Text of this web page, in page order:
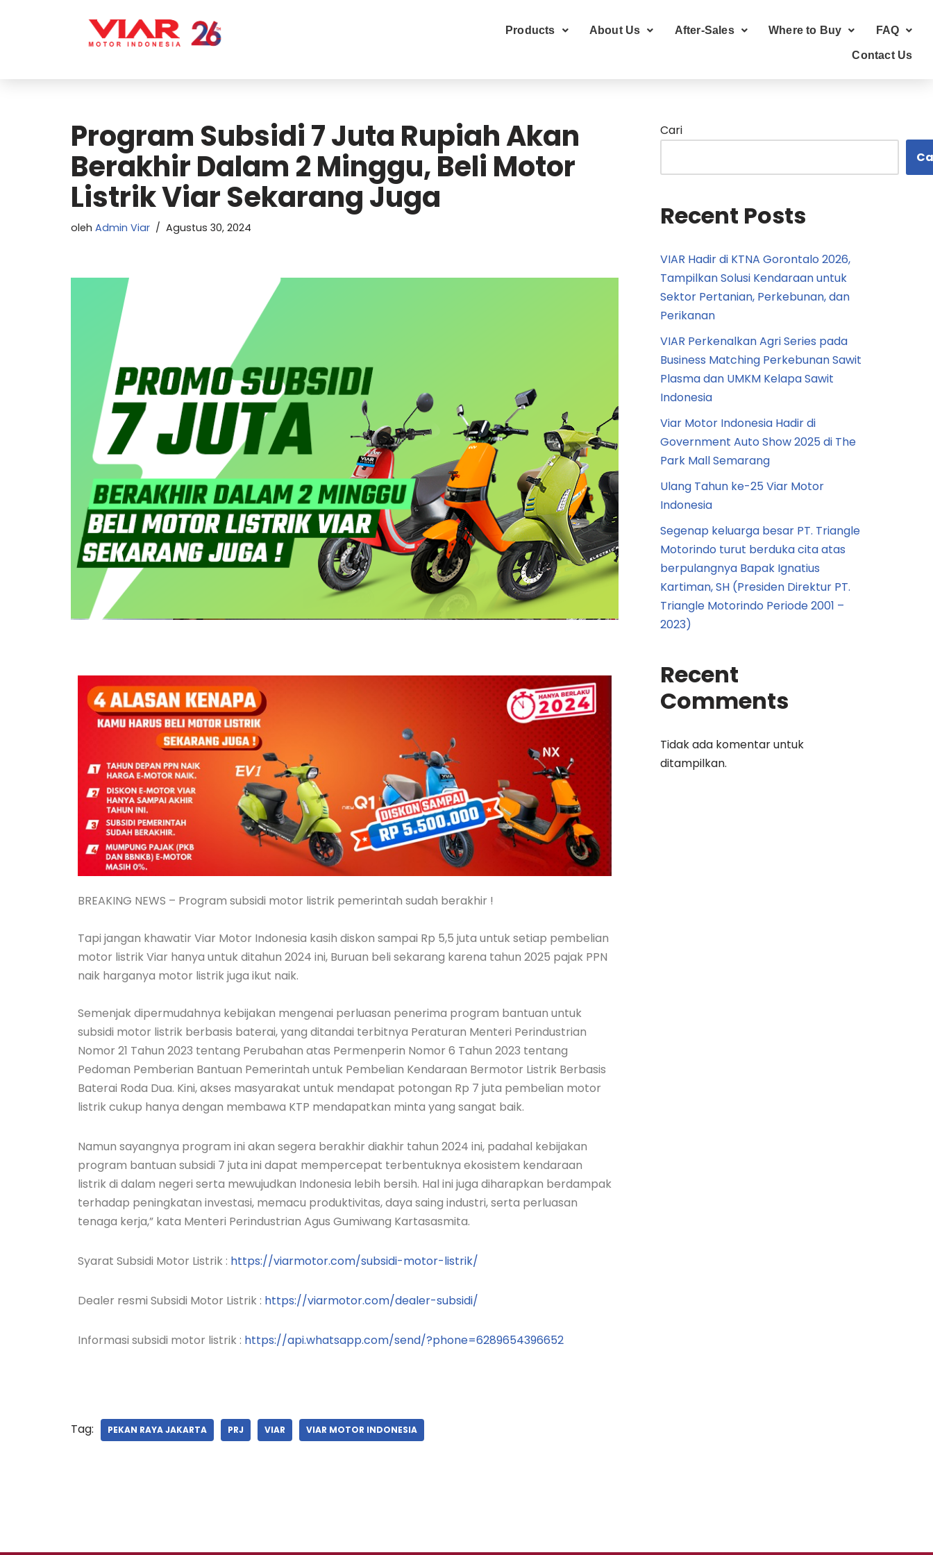
Products About Us After-Sales Where to Buy FAQ
Contact Us
Program Subsidi 7 Juta Rupiah Akan
Berakhir Dalam 2 Minggu, Beli Motor
Listrik Viar Sekarang Juga
oleh Admin Viar Agustus 30, 2024
BREAKING NEWS – Program subsidi motor listrik pemerintah sudah berakhir !
Tapi jangan khawatir Viar Motor Indonesia kasih diskon sampai Rp 5,5 juta untuk setiap pembelian
motor listrik Viar hanya untuk ditahun 2024 ini, Buruan beli sekarang karena tahun 2025 pajak PPN
naik harganya motor listrik juga ikut naik.
Semenjak dipermudahnya kebijakan mengenai perluasan penerima program bantuan untuk
subsidi motor listrik berbasis baterai, yang ditandai terbitnya Peraturan Menteri Perindustrian
Nomor 21 Tahun 2023 tentang Perubahan atas Permenperin Nomor 6 Tahun 2023 tentang
Pedoman Pemberian Bantuan Pemerintah untuk Pembelian Kendaraan Bermotor Listrik Berbasis
Baterai Roda Dua. Kini, akses masyarakat untuk mendapat potongan Rp 7 juta pembelian motor
listrik cukup hanya dengan membawa KTP mendapatkan minta yang sangat baik.
Namun sayangnya program ini akan segera berakhir diakhir tahun 2024 ini, padahal kebijakan
program bantuan subsidi 7 juta ini dapat mempercepat terbentuknya ekosistem kendaraan
listrik di dalam negeri serta mewujudkan Indonesia lebih bersih. Hal ini juga diharapkan berdampak
terhadap peningkatan investasi, memacu produktivitas, daya saing industri, serta perluasan
tenaga kerja,” kata Menteri Perindustrian Agus Gumiwang Kartasasmita.
Syarat Subsidi Motor Listrik : https://viarmotor.com/subsidi-motor-listrik/
Dealer resmi Subsidi Motor Listrik : https://viarmotor.com/dealer-subsidi/
Informasi subsidi motor listrik : https://api.whatsapp.com/send/?phone=6289654396652
Tag: PEKAN RAYA JAKARTA PRJ VIAR VIAR MOTOR INDONESIA
Cari
Recent Posts
VIAR Hadir di KTNA Gorontalo 2026,
Tampilkan Solusi Kendaraan untuk
Sektor Pertanian, Perkebunan, dan
Perikanan
VIAR Perkenalkan Agri Series pada
Business Matching Perkebunan Sawit
Plasma dan UMKM Kelapa Sawit
Indonesia
Viar Motor Indonesia Hadir di
Government Auto Show 2025 di The
Park Mall Semarang
Ulang Tahun ke-25 Viar Motor
Indonesia
Segenap keluarga besar PT. Triangle
Motorindo turut berduka cita atas
berpulangnya Bapak Ignatius
Kartiman, SH (Presiden Direktur PT.
Triangle Motorindo Periode 2001 –
2023)
Recent
Comments
Tidak ada komentar untuk
ditampilkan.